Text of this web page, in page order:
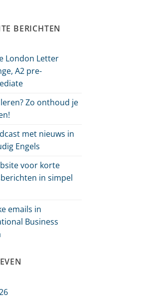
BERICHTEN
London Letter
A2 pre-
Zo onthoud je
met nieuws in
Engels
voor korte
in simpel
emails in
Business